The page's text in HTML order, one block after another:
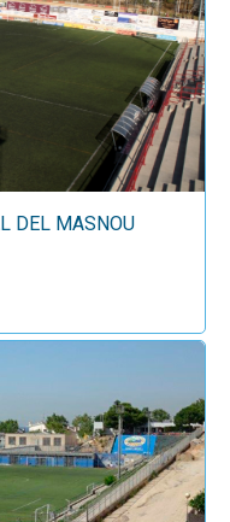
DEL MASNOU